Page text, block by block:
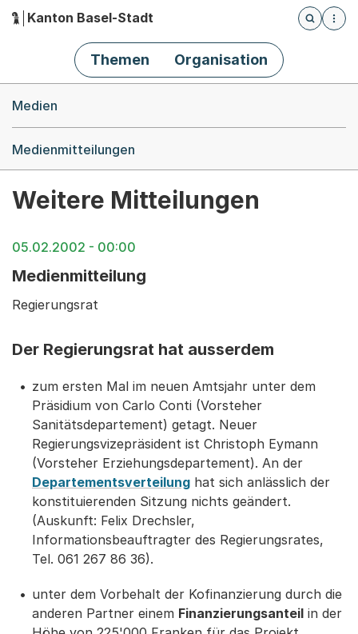
Hauptnavigation
Kanton Basel-Stadt
Öffnet
Themen Organisation
Medien
Medienmitteilungen
Weitere Mitteilungen
05.02.2002 - 00:00
Medienmitteilung
Regierungsrat
Der Regierungsrat hat ausserdem
zum ersten Mal im neuen Amtsjahr unter dem
Präsidium von Carlo Conti (Vorsteher
Sanitätsdepartement) getagt. Neuer
Regierungsvizepräsident ist Christoph Eymann
(Vorsteher Erziehungsdepartement). An der
Departementsverteilung hat sich anlässlich der
konstituierenden Sitzung nichts geändert.
(Auskunft: Felix Drechsler,
Informationsbeauftragter des Regierungsrates,
Tel. 061 267 86 36).
unter dem Vorbehalt der Kofinanzierung durch die
anderen Partner einem Finanzierungsanteil in der